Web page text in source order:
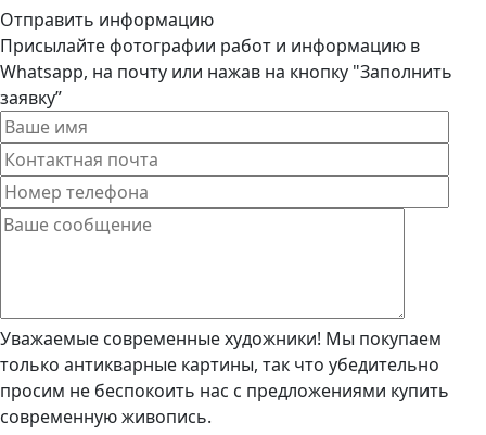
Отправить информацию
Присылайте фотографии работ и информацию в
Whatsapp, на почту или нажав на кнопку "Заполнить
заявку”
Уважаемые современные художники! Мы покупаем
только антикварные картины, так что убедительно
просим не беспокоить нас с предложениями купить
современную живопись.